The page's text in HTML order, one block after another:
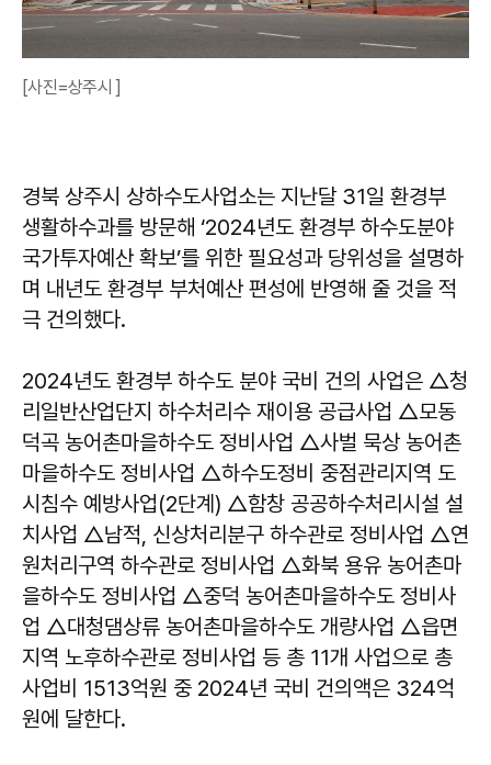
[사진=상주시 ]
경북 상주시 상하수도사업소는 지난달 31일 환경부
생활하수과를 방문해 ‘2024년도 환경부 하수도분야
국가투자예산 확보’를 위한 필요성과 당위성을 설명하
며 내년도 환경부 부처예산 편성에 반영해 줄 것을 적
극 건의했다.
2024년도 환경부 하수도 분야 국비 건의 사업은 △청
리일반산업단지 하수처리수 재이용 공급사업 △모동
덕곡 농어촌마을하수도 정비사업 △사벌 묵상 농어촌
마을하수도 정비사업 △하수도정비 중점관리지역 도
시침수 예방사업(2단계) △함창 공공하수처리시설 설
치사업 △남적, 신상처리분구 하수관로 정비사업 △연
원처리구역 하수관로 정비사업 △화북 용유 농어촌마
을하수도 정비사업 △중덕 농어촌마을하수도 정비사
업 △대청댐상류 농어촌마을하수도 개량사업 △읍면
지역 노후하수관로 정비사업 등 총 11개 사업으로 총
사업비 1513억원 중 2024년 국비 건의액은 324억
원에 달한다.